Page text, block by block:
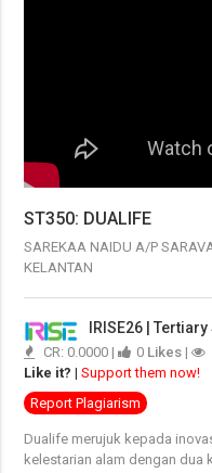
ST350: DUALIFE
SAREKAA NAIDU A/P
KELANTAN
IRISE26 |
CR: 0.0000 | 0 Likes |
Like it? |Support them now!
Report Plagiarism
Dualife merujuk kepada
kelestarian alam dengan dua